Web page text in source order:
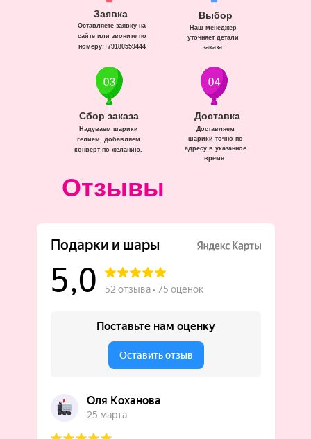
Доставка
Доставляем
шарики точно по
адресу в указанное
время.
Сбор заказа
Надуваем шарики
гелием, добавляем
конверт по желанию.
Заявка
Оставляете заявку на
сайте или звоните по
номеру:+79180559444
Выбор
Наш менеджер
уточняет детали
заказа.
Отзывы